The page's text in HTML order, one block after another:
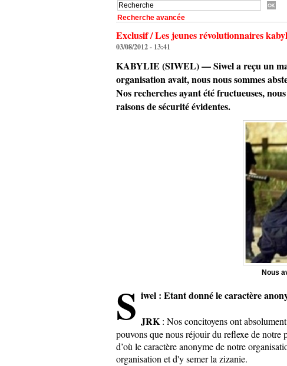
Recherche avancée
Exclusif / Les jeunes révolutionnaires
03/08/2012 - 13:41
KABYLIE (SIWEL) — Siwel a reçu un
organisation avait, nous nous sommes
Nos recherches ayant été fructueuses,
raisons de sécurité évidentes.
Nous
S iwel : Etant donné le caractère
JRK : Nos concitoyens ont
pouvons que nous réjouir du reflexe de notre
d’où le caractère anonyme de notre
organisation et d'y semer la zizanie.